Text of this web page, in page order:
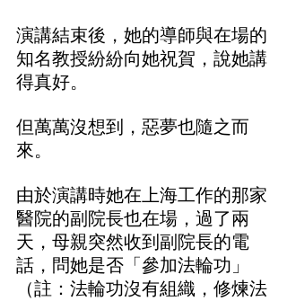
演講結束後，她的導師與在場的
知名教授紛紛向她祝賀，說她講
得真好。
但萬萬沒想到，惡夢也隨之而
來。
由於演講時她在上海工作的那家
醫院的副院長也在場，過了兩
天，母親突然收到副院長的電
話，問她是否「參加法輪功」
（註：法輪功沒有組織，修煉法